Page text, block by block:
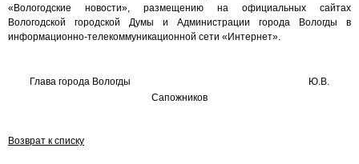
«Вологодские новости», размещению на официальных сайтах
Вологодской городской Думы и Администрации города Вологды в
информационно-телекоммуникационной сети «Интернет».
Глава города Вологды
Ю.В.
Сапожников
Возврат к списку